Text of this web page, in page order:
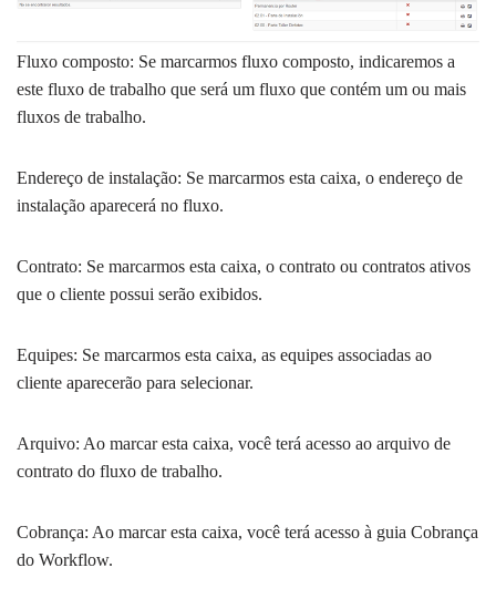
Fluxo composto: Se marcarmos fluxo composto, indicaremos a
este fluxo de trabalho que será um fluxo que contém um ou mais
fluxos de trabalho.
Endereço de instalação: Se marcarmos esta caixa, o endereço de
instalação aparecerá no fluxo.
Contrato: Se marcarmos esta caixa, o contrato ou contratos ativos
que o cliente possui serão exibidos.
Equipes: Se marcarmos esta caixa, as equipes associadas ao
cliente aparecerão para selecionar.
Arquivo: Ao marcar esta caixa, você terá acesso ao arquivo de
contrato do fluxo de trabalho.
Cobrança: Ao marcar esta caixa, você terá acesso à guia Cobrança
do Workflow.